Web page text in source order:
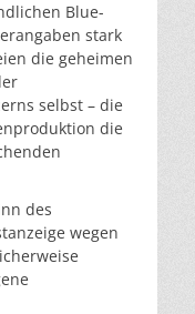
Blue-
stark
die geheimen
selbst – die
die
des
wegen